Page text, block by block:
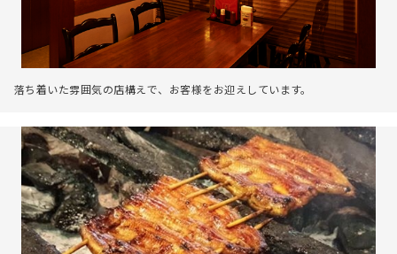
落ち着いた雰囲気の店構えで、お客様をお迎えしています。